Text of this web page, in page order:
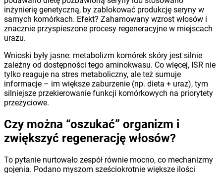
inżynierię genetyczną, by zablokować produkcję seryny w
samych komórkach. Efekt? Zahamowany wzrost włosów i
znacznie przyspieszone procesy regeneracyjne w miejscach
urazu.
Wnioski były jasne: metabolizm komórek skóry jest silnie
zależny od dostępności tego aminokwasu. Co więcej, ISR nie
tylko reaguje na stres metaboliczny, ale też sumuje
informacje – im większe zaburzenie (np. dieta + uraz), tym
silniejsze przekierowanie funkcji komórkowych na priorytety
przeżyciowe.
Czy można “oszukać” organizm i
zwiększyć regenerację włosów?
To pytanie nurtowało zespół równie mocno, co mechanizmy
gojenia. Podano myszom sześciokrotnie większe ilości